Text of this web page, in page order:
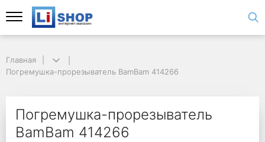
Главная
Погремушка-прорезыватель BamBam 414266
Погремушка-прорезыватель
BamBam 414266